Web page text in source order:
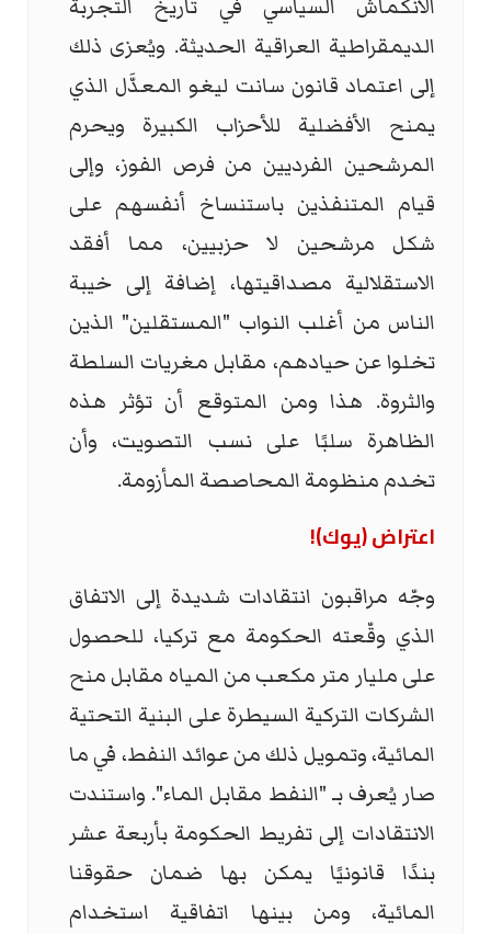
الانكماش السياسي في تاريخ التجربة
الديمقراطية العراقية الحديثة. ويُعزى ذلك
إلى اعتماد قانون سانت ليغو المعدَّل الذي
يمنح الأفضلية للأحزاب الكبيرة ويحرم
المرشحين الفرديين من فرص الفوز، وإلى
قيام المتنفذين باستنساخ أنفسهم على
شكل مرشحين لا حزبيين، مما أفقد
الاستقلالية مصداقيتها، إضافة إلى خيبة
الناس من أغلب النواب "المستقلين" الذين
تخلوا عن حيادهم، مقابل مغريات السلطة
والثروة. هذا ومن المتوقع أن تؤثر هذه
الظاهرة سلبًا على نسب التصويت، وأن
تخدم منظومة المحاصصة المأزومة.
اعتراض (يوك)!
وجّه مراقبون انتقادات شديدة إلى الاتفاق
الذي وقّعته الحكومة مع تركيا، للحصول
على مليار متر مكعب من المياه مقابل منح
الشركات التركية السيطرة على البنية التحتية
المائية، وتمويل ذلك من عوائد النفط، في ما
صار يُعرف بـ "النفط مقابل الماء". واستندت
الانتقادات إلى تفريط الحكومة بأربعة عشر
بندًا قانونيًا يمكن بها ضمان حقوقنا
المائية، ومن بينها اتفاقية استخدام